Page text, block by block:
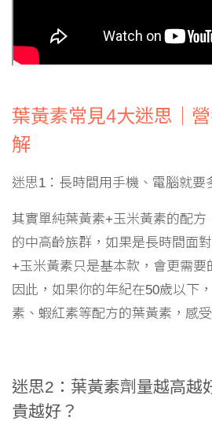
葉黃素常見4大迷思｜
解
迷思1：長時間用手機、電腦就要
其實單純葉黃素+玉米黃素的配方
的中高齡族群，如果是長時間面
+玉米黃素只是基本款，會更需要
因此，如果你的年紀在50歲以下
素、蝦紅素等配方的葉黃素，感受
迷思2：葉黃素劑量越高越
貴越好？